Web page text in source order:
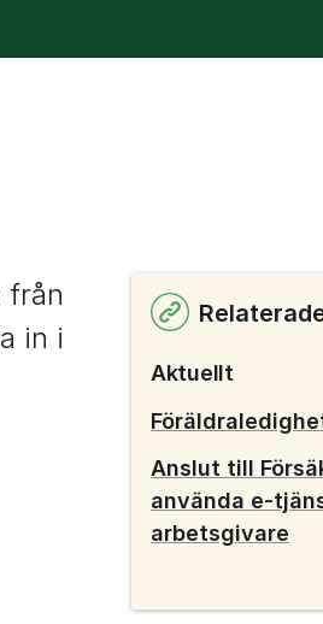
från
in i
Aktuellt
Anslut till
använda e-
arbetsgivare